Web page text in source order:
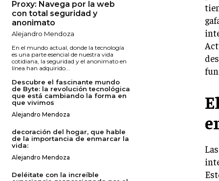
Proxy: Navega por la web
con total seguridad y
anonimato
Alejandro Mendoza
En el mundo actual, donde la tecnología
es una parte esencial de nuestra vida
cotidiana, la seguridad y el anonimato en
línea han adquirido...
Descubre el fascinante mundo
de Byte: la revolución tecnológica
que está cambiando la forma en
que vivimos
Alejandro Mendoza
decoración del hogar, que hable
de la importancia de enmarcar la
vida:
Alejandro Mendoza
Deléitate con la increíble